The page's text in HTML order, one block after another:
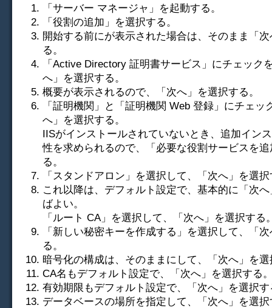
「サーバー マネージャ」を起動する。
「役割の追加」を選択する。
開始する前にが表示された場合は、そのまま「
る。
「Active Directory 証明書サービス」にチェック
へ」を選択する。
概要が表示されるので、「次へ」を選択する。
「証明機関」と「証明機関 Web 登録」にチェッ
へ」を選択する。
IISがインストールされていないとき、追加イン
性を求められるので、「必要な役割サービスを
る。
「スタンドアロン」を選択して、「次へ」を選
これ以降は、デフォルト設定で、基本的に「次
ばよい。
「ルート CA」を選択して、「次へ」を選択する
「新しい秘密キーを作成する」を選択して、「
る。
暗号化の構成は、そのままにして、「次へ」を
CA名もデフォルト設定で、「次へ」を選択する
有効期限もデフォルト設定で、「次へ」を選択す
データベースの場所を指定して、「次へ」を選